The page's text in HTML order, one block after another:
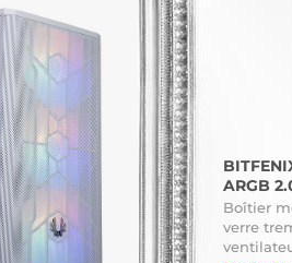
ARGB
Boîtier
verre